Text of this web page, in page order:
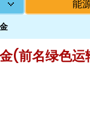
能
金 (前名綠
(前名绿色